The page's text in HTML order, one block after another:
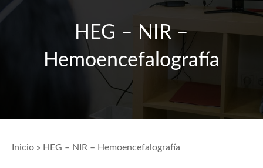
HEG – NIR –
Hemoencefalografía
Inicio » HEG – NIR – Hemoencefalografía